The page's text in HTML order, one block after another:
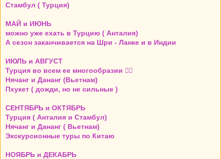
Стамбул ( Турция)
МАЙ и ИЮНЬ
можно уже ехать в Турцию ( Анталия)
А сезон заканчивается на Шри - Ланке и в Индии
ИЮЛЬ и АВГУСТ
Турция во всем ее многообразии 👍🏼
Нячанг и Дананг (Вьетнам)
Пхукет ( дожди, но не сильные )
СЕНТЯБРЬ и ОКТЯБРЬ
Турция ( Анталия и Стамбул)
Нячанг и Дананг ( Вьетнам)
Экскурсионные туры по Китаю
НОЯБРЬ и ДЕКАБРЬ